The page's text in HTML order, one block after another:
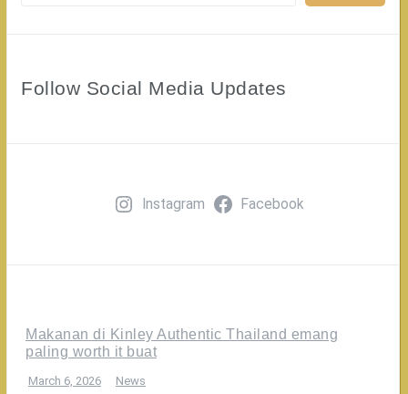
Follow Social Media Updates
Instagram Facebook
Makanan di Kinley Authentic Thailand emang
paling worth it buat
March 6, 2026 News